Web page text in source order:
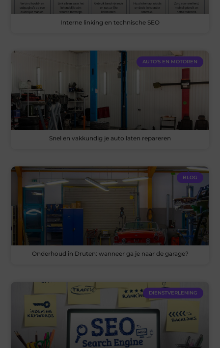
Interne linking en technische SEO
AUTO'S EN MOTOREN
Snel en vakkundig je auto laten repareren
BLOG
Onderhoud in Druten: wanneer ga je naar de garage?
DIENSTVERLENING